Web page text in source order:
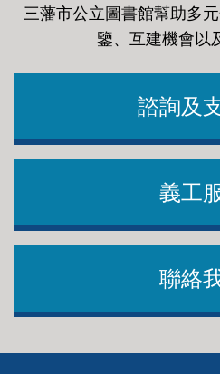
三藩市公立圖書館幫助多
鑒、互建機會以
諮詢及
義工
聯絡